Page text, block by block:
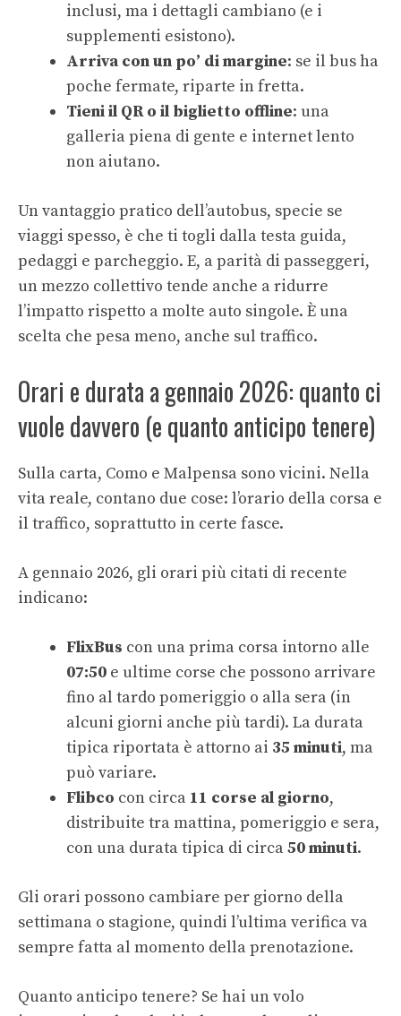
inclusi, ma i dettagli cambiano (e i
supplementi esistono).
Arriva con un po’ di margine: se il bus ha
poche fermate, riparte in fretta.
Tieni il QR o il biglietto offline: una
galleria piena di gente e internet lento
non aiutano.
Un vantaggio pratico dell’autobus, specie se
viaggi spesso, è che ti togli dalla testa guida,
pedaggi e parcheggio. E, a parità di passeggeri,
un mezzo collettivo tende anche a ridurre
l’impatto rispetto a molte auto singole. È una
scelta che pesa meno, anche sul traffico.
Orari e durata a gennaio 2026: quanto ci
vuole davvero (e quanto anticipo tenere)
Sulla carta, Como e Malpensa sono vicini. Nella
vita reale, contano due cose: l’orario della corsa e
il traffico, soprattutto in certe fasce.
A gennaio 2026, gli orari più citati di recente
indicano:
FlixBus con una prima corsa intorno alle
07:50 e ultime corse che possono arrivare
fino al tardo pomeriggio o alla sera (in
alcuni giorni anche più tardi). La durata
tipica riportata è attorno ai 35 minuti, ma
può variare.
Flibco con circa 11 corse al giorno,
distribuite tra mattina, pomeriggio e sera,
con una durata tipica di circa50 minuti.
Gli orari possono cambiare per giorno della
settimana o stagione, quindi l’ultima verifica va
sempre fatta al momento della prenotazione.
Quanto anticipo tenere? Se hai un volo